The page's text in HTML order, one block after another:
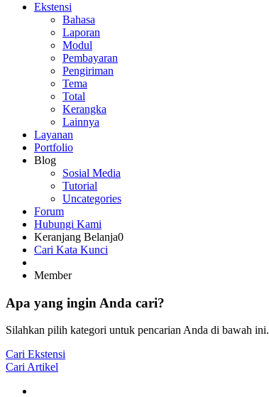
Ekstensi
Bahasa
Laporan
Modul
Pembayaran
Pengiriman
Tema
Total
Kerangka
Lainnya
Layanan
Portfolio
Blog
Sosial Media
Tutorial
Uncategories
Forum
Hubungi Kami
Keranjang Belanja0
Cari Kata Kunci
Member
Apa yang ingin Anda cari?
Silahkan pilih kategori untuk pencarian Anda di bawah ini.
Cari Ekstensi
Cari Artikel